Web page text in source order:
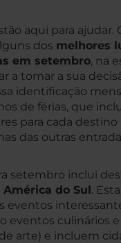
aqui para ajudar.
dos melhores
em setembro, na
a tomar a sua
identificação
de férias, que
para cada
das outras
setembro inclui
América do Sul.
eventos
eventos culinários e
arte) e incluem